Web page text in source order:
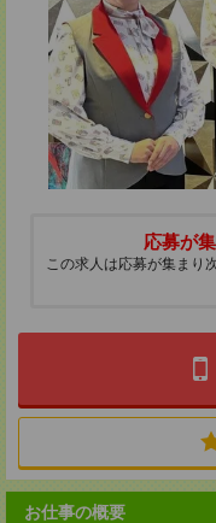
応募が
この求人は応募が集まり
お仕事の概要